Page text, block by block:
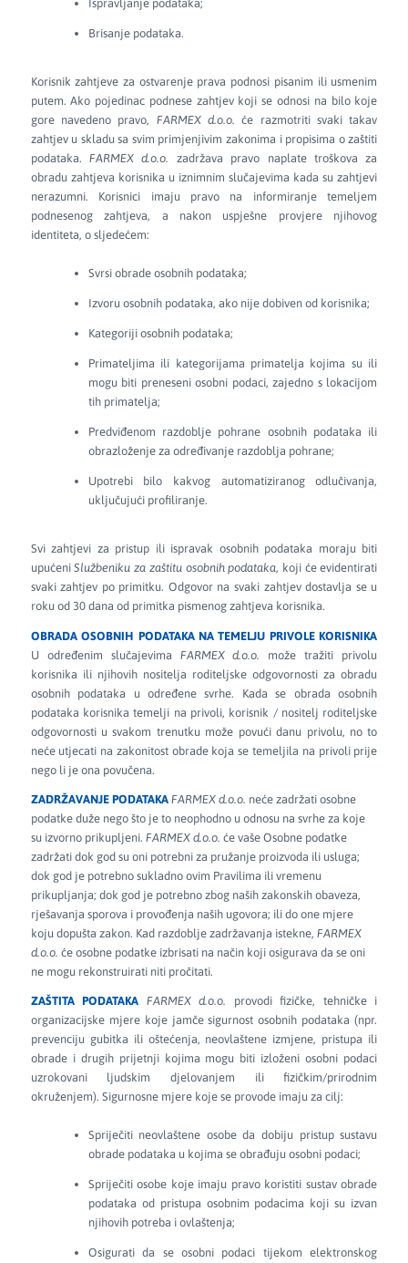
Ispravljanje podataka;
Brisanje podataka.
Korisnik zahtjeve za ostvarenje prava podnosi pisanim ili usmenim
putem. Ako pojedinac podnese zahtjev koji se odnosi na bilo koje
gore navedeno pravo, FARMEX d.o.o.će razmotriti svaki takav
zahtjev u skladu sa svim primjenjivim zakonima i propisima o zaštiti
podataka. FARMEX d.o.o. zadržava pravo naplate troškova za
obradu zahtjeva korisnika u iznimnim slučajevima kada su zahtjevi
nerazumni. Korisnici imaju pravo na informiranje temeljem
podnesenog zahtjeva, a nakon uspješne provjere njihovog
identiteta, o sljedećem:
Svrsi obrade osobnih podataka;
Izvoru osobnih podataka, ako nije dobiven od korisnika;
Kategoriji osobnih podataka;
Primateljima ili kategorijama primatelja kojima su ili
mogu biti preneseni osobni podaci, zajedno s lokacijom
tih primatelja;
Predviđenom razdoblje pohrane osobnih podataka ili
obrazloženje za određivanje razdoblja pohrane;
Upotrebi bilo kakvog automatiziranog odlučivanja,
uključujući profiliranje.
Svi zahtjevi za pristup ili ispravak osobnih podataka moraju biti
upućeniSlužbeniku za zaštitu osobnih podataka, koji će evidentirati
svaki zahtjev po primitku. Odgovor na svaki zahtjev dostavlja se u
roku od 30 dana od primitka pismenog zahtjeva korisnika.
OBRADA OSOBNIH PODATAKA NA TEMELJU PRIVOLE KORISNIKA
U određenim slučajevima FARMEX d.o.o. može tražiti privolu
korisnika ili njihovih nositelja roditeljske odgovornosti za obradu
osobnih podataka u određene svrhe. Kada se obrada osobnih
podataka korisnika temelji na privoli, korisnik / nositelj roditeljske
odgovornosti u svakom trenutku može povući danu privolu, no to
neće utjecati na zakonitost obrade koja se temeljila na privoli prije
nego li je ona povučena.
ZADRŽAVANJE PODATAKA FARMEX d.o.o. neće zadržati osobne
podatke duže nego što je to neophodno u odnosu na svrhe za koje
su izvorno prikupljeni. FARMEX d.o.o. će vaše Osobne podatke
zadržati dok god su oni potrebni za pružanje proizvoda ili usluga;
dok god je potrebno sukladno ovim Pravilima ili vremenu
prikupljanja; dok god je potrebno zbog naših zakonskih obaveza,
rješavanja sporova i provođenja naših ugovora; ili do one mjere
koju dopušta zakon. Kad razdoblje zadržavanja istekne, FARMEX
d.o.o. će osobne podatke izbrisati na način koji osigurava da se oni
ne mogu rekonstruirati niti pročitati.
ZAŠTITA PODATAKA FARMEX d.o.o. provodi fizičke, tehničke i
organizacijske mjere koje jamče sigurnost osobnih podataka (npr.
prevenciju gubitka ili oštećenja, neovlaštene izmjene, pristupa ili
obrade i drugih prijetnji kojima mogu biti izloženi osobni podaci
uzrokovani ljudskim djelovanjem ili fizičkim/prirodnim
okruženjem). Sigurnosne mjere koje se provode imaju za cilj:
Spriječiti neovlaštene osobe da dobiju pristup sustavu
obrade podataka u kojima se obrađuju osobni podaci;
Spriječiti osobe koje imaju pravo koristiti sustav obrade
podataka od pristupa osobnim podacima koji su izvan
njihovih potreba i ovlaštenja;
Osigurati da se osobni podaci tijekom elektronskog